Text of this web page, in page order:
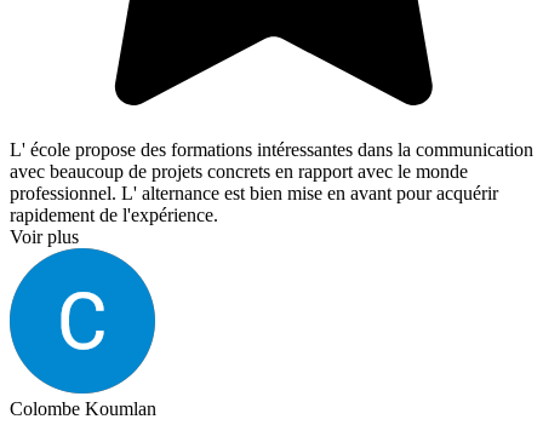
L' école propose des formations intéressantes dans la communication
avec beaucoup de projets concrets en rapport avec le monde
professionnel. L' alternance est bien mise en avant pour acquérir
rapidement de l'expérience.
Voir plus
Colombe Koumlan